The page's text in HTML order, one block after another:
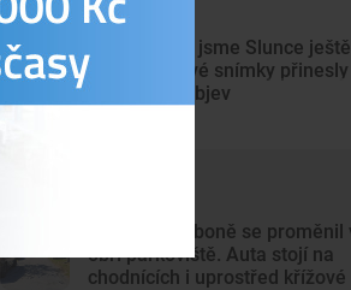
Tak detailně jsme Slunce ještě
neviděli. Nové snímky přinesly
průlomový objev
Chlum u Třeboně se proměnil
obří parkoviště. Auta stojí na
chodnících i uprostřed křížové